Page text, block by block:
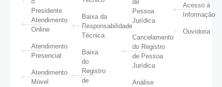
Presidente
Atendimento
Online
Atendimento
Presencial
Atendimento
Móvel
Baixa da
Responsabilidade
Técnica
Baixa
do
Registro
de
de
Pessoa
Jurídica
Cancelamento
do Registro
de Pessoa
Jurídica
Análise
Acesso à
Informação
Ouvidoria